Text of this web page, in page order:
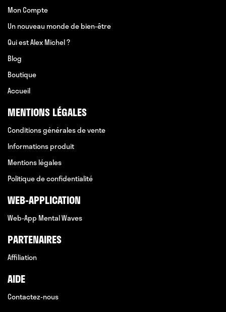
Mon Compte
Un nouveau monde de bien-être
Qui est Alex Michel ?
Blog
Boutique
Accueil
MENTIONS LÉGALES
Conditions générales de vente
Informations produit
Mentions légales
Politique de confidentialité
WEB-APPLICATION
Web-App Mental Waves
PARTENAIRES
Affiliation
AIDE
Contactez-nous